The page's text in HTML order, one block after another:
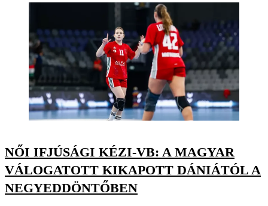
NŐI IFJÚSÁGI KÉZI-VB: A MAGYAR
VÁLOGATOTT KIKAPOTT DÁNIÁTÓL A
NEGYEDDÖNTŐBEN